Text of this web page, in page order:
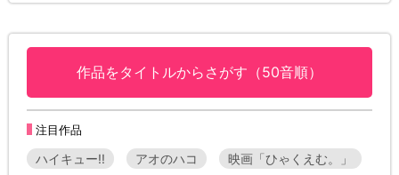
作品をタイトルからさがす（50音順）
注目作品
ハイキュー!! アオのハコ
映画「ひゃくえむ。」